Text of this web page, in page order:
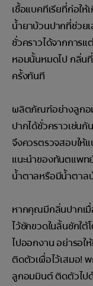
เชื้อแบคทีเรียที่ก่อใ
น้ำยาบ้วนปากที่ช่วย
ชั่วคราวได้จากการ
หอมนั้นหมดไป กลิ่น
ครั้งทันที
ผลิตภัณฑ์อย่างลูกอ
ปากได้ชั่วคราวเช่
จึงควรตรวจสอบให้
แนะนำของทันตแพ
น้ำตาลหรือมีน้ำตาล
หากคุณมีกลิ่นปากเมื่
ไว้ซักขวดในลิ้นชักใ
ไปออกงาน อย่ารอ
ติดตัวเผื่อไว้เสมอ!
ลูกอมมินต์ ติดตัวไปด้